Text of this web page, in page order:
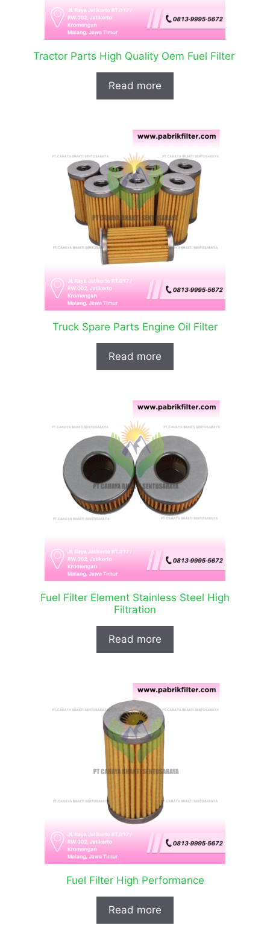
Tractor Parts High Quality Oem Fuel Filter
Read more
Truck Spare Parts Engine Oil Filter
Read more
Fuel Filter Element Stainless Steel High
Filtration
Read more
Fuel Filter High Performance
Read more